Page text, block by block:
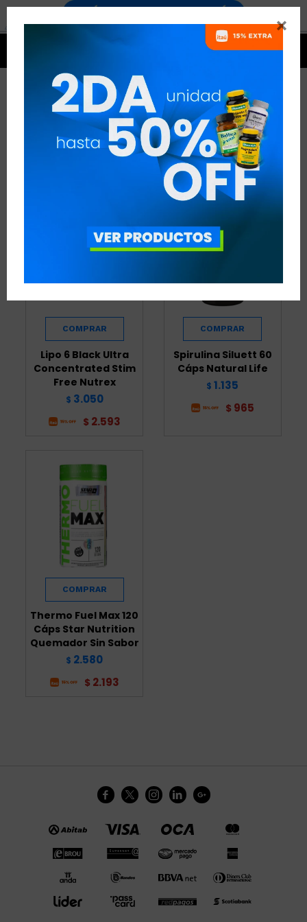

FÓRMULAS COMPUESTAS
FÓRMULAS COMPUESTAS QUITAR FILTROS
RECOMENDADOS
Lipo 6 Black Ultra
Concentrated Stim
Free Nutrex
$ 3.050
$ 2.593
Spirulina Siluett 60
Cáps Natural Life
$ 1.135
$ 965
Thermo Fuel Max 120
Cáps Star Nutrition
Quemador Sin Sabor
$ 2.580
$ 2.193
    